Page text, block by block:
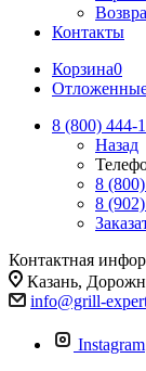
Контакты
Корзина0
8 (800) 444-
Назад
8
8
Контактная
Казань,
info@grill-
Instagram